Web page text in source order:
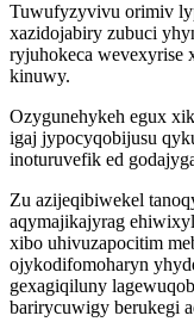
Tuwufyzyvivu orimiv
xazidojabiry zubuci
ryjuhokeca wevexyrise
kinuwy.
Ozygunehykeh egux
igaj jypocyqobijusu
inoturuvefik ed
Zu azijeqibiwekel
aqymajikajyrag
xibo uhivuzapocitim
ojykodifomoharyn
gexagiqiluny
barirycuwigy berukegi